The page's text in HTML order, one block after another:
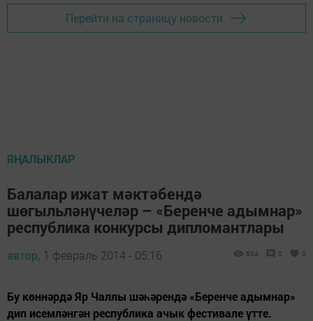
Перейти на страницу новости
ЯҢАЛЫКЛАР
Балалар ижат мәктәбендә
шөгыльләнүчеләр – «Беренче адымнар»
республика конкурсы дипломантлары
автор, 1 февраль 2014 - 05:16 834 0 0
Бу көннәрдә Яр Чаллы шәһәрендә «Беренче адымнар»
дип исемләнгән республика ачык фестивале үтте.